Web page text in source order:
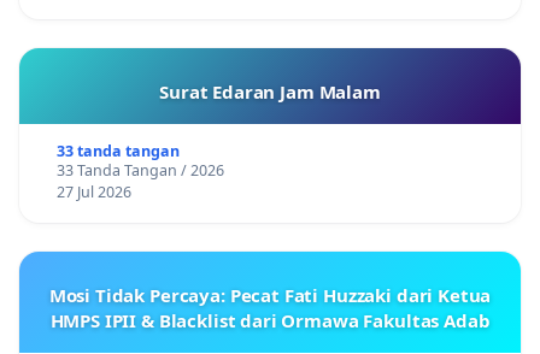
Surat Edaran Jam Malam
33 tanda tangan
33 Tanda Tangan / 2026
27 Jul 2026
Mosi Tidak Percaya: Pecat Fati Huzzaki dari Ketua
HMPS IPII & Blacklist dari Ormawa Fakultas Adab